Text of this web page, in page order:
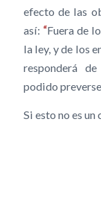
efecto de las
así: “Fuera de
la ley, y de los
responderá
podido
Si esto no es un